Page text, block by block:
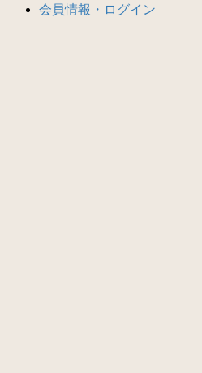
会員情報・ログイン